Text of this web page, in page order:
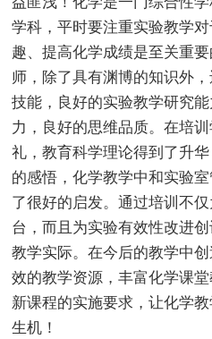
学科，平时要注重实验教学
趣、提高化学成绩是至关重
师，除了具有渊博的知识外
技能，良好的实验教学研究
力，良好的思维品质。在培
礼，教育科学理论得到了升
的感悟，化学教学中和实验
了很好的启发。通过培训不
台，而且为实验有效性改进
教学实际。在今后的教学中
效的教学资源，丰富化学课
新课程的实施要求，让化学
生机！